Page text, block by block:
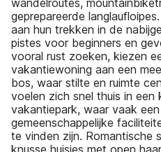
geprepareerde
aan hun trekken in de
pistes voor beginners en
vooral rust zoeken, kiezen
vakantiewoning aan een
bos, waar stilte en ruimte
voelen zich snel thuis in een
vakantiepark, waar vaak
gemeenschappelijke
te vinden zijn. Romantische
knusse huisjes met open